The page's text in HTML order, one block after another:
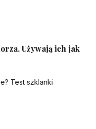
Używają ich jak